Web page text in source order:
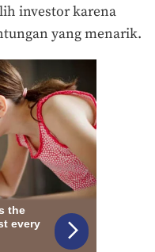
investor karena
yang menarik.